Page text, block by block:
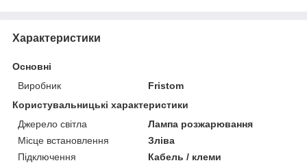
Характеристики
Основні
Виробник
Fristom
Користувальницькі характеристики
Джерело світла
Лампа розжарювання
Місце встановлення
Зліва
Підключення
Кабель / клеми